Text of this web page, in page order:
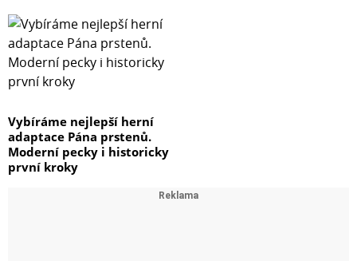
Vybíráme nejlepší herní
adaptace Pána prstenů.
Moderní pecky i historicky
první kroky